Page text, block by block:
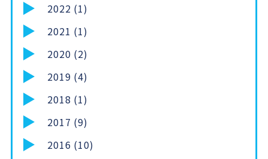
2022 (1)
2021 (1)
2020 (2)
2019 (4)
2018 (1)
2017 (9)
2016 (10)